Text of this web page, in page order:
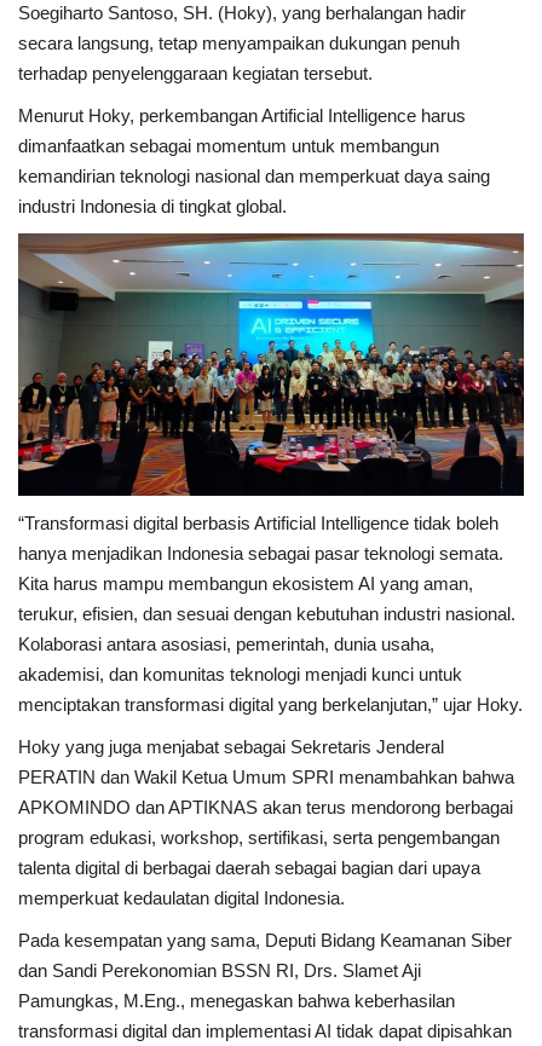
Soegiharto Santoso, SH. (Hoky), yang berhalangan hadir
secara langsung, tetap menyampaikan dukungan penuh
terhadap penyelenggaraan kegiatan tersebut.
Menurut Hoky, perkembangan Artificial Intelligence harus
dimanfaatkan sebagai momentum untuk membangun
kemandirian teknologi nasional dan memperkuat daya saing
industri Indonesia di tingkat global.
“Transformasi digital berbasis Artificial Intelligence tidak boleh
hanya menjadikan Indonesia sebagai pasar teknologi semata.
Kita harus mampu membangun ekosistem AI yang aman,
terukur, efisien, dan sesuai dengan kebutuhan industri nasional.
Kolaborasi antara asosiasi, pemerintah, dunia usaha,
akademisi, dan komunitas teknologi menjadi kunci untuk
menciptakan transformasi digital yang berkelanjutan,” ujar Hoky.
Hoky yang juga menjabat sebagai Sekretaris Jenderal
PERATIN dan Wakil Ketua Umum SPRI menambahkan bahwa
APKOMINDO dan APTIKNAS akan terus mendorong berbagai
program edukasi, workshop, sertifikasi, serta pengembangan
talenta digital di berbagai daerah sebagai bagian dari upaya
memperkuat kedaulatan digital Indonesia.
Pada kesempatan yang sama, Deputi Bidang Keamanan Siber
dan Sandi Perekonomian BSSN RI, Drs. Slamet Aji
Pamungkas, M.Eng., menegaskan bahwa keberhasilan
transformasi digital dan implementasi AI tidak dapat dipisahkan